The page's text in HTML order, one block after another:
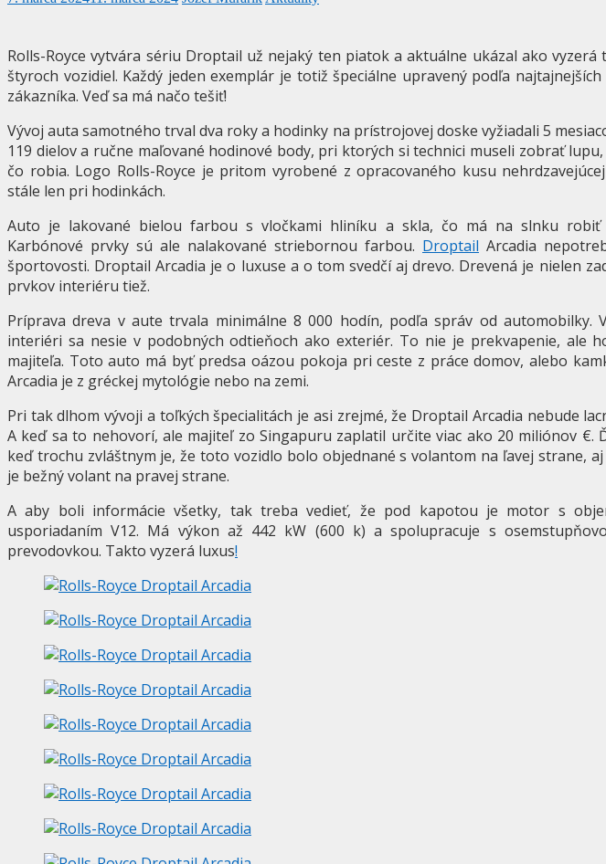
Rolls-Royce vytvára sériu Droptail už nejaký ten piatok a aktuálne ukázal ako vyzerá
štyroch vozidiel. Každý jeden exemplár je totiž špeciálne upravený podľa
zákazníka. Veď sa má načo tešiť!
Vývoj auta samotného trval dva roky a hodinky na prístrojovej doske vyžiadali 5
119 dielov a ručne maľované hodinové body, pri ktorých si technici museli zobrať lupu,
čo robia. Logo Rolls-Royce je pritom vyrobené z opracovaného kusu
stále len pri hodinkách.
Auto je lakované bielou farbou s vločkami hliníku a skla, čo má na slnku robiť
Karbónové prvky sú ale nalakované striebornou farbou. Droptail Arcadia
športovosti. Droptail Arcadia je o luxuse a o tom svedčí aj drevo. Drevená je nielen
prvkov interiéru tiež.
Príprava dreva v aute trvala minimálne 8 000 hodín, podľa správ od automobilky.
interiéri sa nesie v podobných odtieňoch ako exteriér. To nie je prekvapenie, ale
majiteľa. Toto auto má byť predsa oázou pokoja pri ceste z práce domov, alebo
Arcadia je z gréckej mytológie nebo na zemi.
Pri tak dlhom vývoji a toľkých špecialitách je asi zrejmé, že Droptail Arcadia nebude
A keď sa to nehovorí, ale majiteľ zo Singapuru zaplatil určite viac ako 20 miliónov €.
keď trochu zvláštnym je, že toto vozidlo bolo objednané s volantom na ľavej strane,
je bežný volant na pravej strane.
A aby boli informácie všetky, tak treba vedieť, že pod kapotou je motor s
usporiadaním V12. Má výkon až 442 kW (600 k) a spolupracuje s
prevodovkou. Takto vyzerá luxus!